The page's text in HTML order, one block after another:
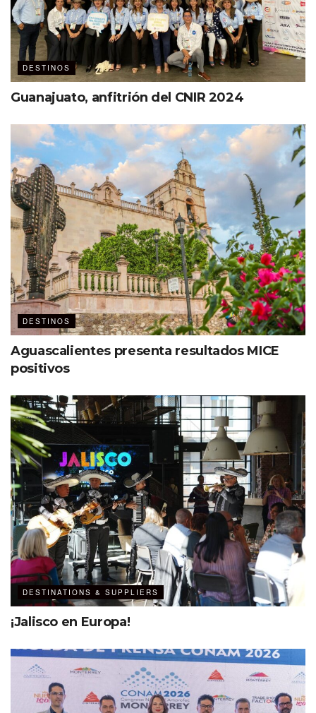
DESTINOS
Guanajuato, anfitrión del CNIR 2024
DESTINOS
Aguascalientes presenta resultados MICE
positivos
DESTINATIONS & SUPPLIERS
¡Jalisco en Europa!